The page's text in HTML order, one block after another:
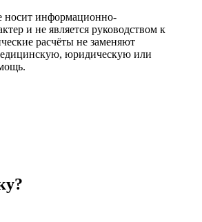
носит информационно-
и не является руководством к
расчёты не заменяют
юридическую или